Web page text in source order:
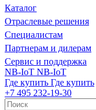
Каталог
Отраслевые решения
Специалистам
Партнерам и дилерам
Сервис и поддержка
NB-IoT NB-IoT
Где купить Где купить
+7 495 232-19-30